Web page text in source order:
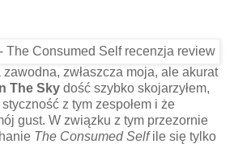
zwłaszcza moja, ale akurat
The Sky dość szybko skojarzyłem,
z tym zespołem i że
gust. W związku z tym przezornie
The Consumed Selfile się tylko